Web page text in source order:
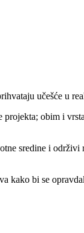
učešće u
obim i
sredine i
kako bi se